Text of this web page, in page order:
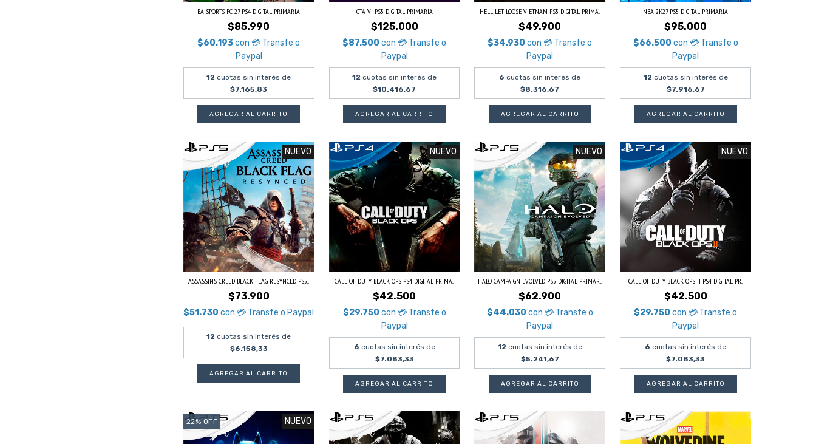
EA SPORTS FC 27 PS4 DIGITAL PRIMARIA
$85.990
$60.193con 💳 Transfe o
Paypal
12 cuotas sin interés de
$7.165,83
GTA VI PS5 DIGITAL PRIMARIA
$125.000
$87.500con 💳 Transfe o
Paypal
12 cuotas sin interés de
$10.416,67
HELL LET LOOSE VIETNAM PS5 DIGITAL PRIMA...
$49.900
$34.930con 💳 Transfe o
Paypal
6 cuotas sin interés de
$8.316,67
NBA 2K27 PS5 DIGITAL PRIMARIA
$95.000
$66.500 con 💳 Transfe o
Paypal
12 cuotas sin interés de
$7.916,67
NUEVO
ASSASSINS CREED BLACK FLAG RESYNCED PS5...
$73.900
$51.730con 💳 Transfe o Paypal
12 cuotas sin interés de
$6.158,33
NUEVO
CALL OF DUTY BLACK OPS PS4 DIGITAL PRIMA...
$42.500
$29.750 con 💳 Transfe o
Paypal
6 cuotas sin interés de
$7.083,33
NUEVO
HALO CAMPAIGN EVOLVED PS5 DIGITAL PRIMAR...
$62.900
$44.030 con 💳 Transfe o
Paypal
12 cuotas sin interés de
$5.241,67
NUEVO
CALL OF DUTY BLACK OPS II PS4 DIGITAL PR...
$42.500
$29.750con 💳 Transfe o
Paypal
6 cuotas sin interés de
$7.083,33
22% OFF NUEVO